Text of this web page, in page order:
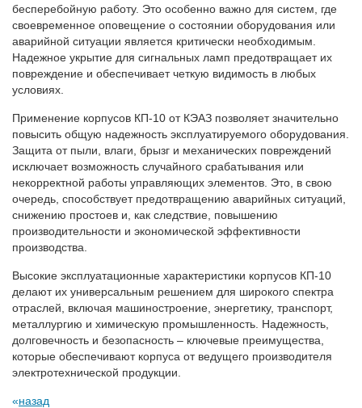
бесперебойную работу. Это особенно важно для систем, где
своевременное оповещение о состоянии оборудования или
аварийной ситуации является критически необходимым.
Надежное укрытие для сигнальных ламп предотвращает их
повреждение и обеспечивает четкую видимость в любых
условиях.
Применение корпусов КП‑10 от КЭАЗ позволяет значительно
повысить общую надежность эксплуатируемого оборудования.
Защита от пыли, влаги, брызг и механических повреждений
исключает возможность случайного срабатывания или
некорректной работы управляющих элементов. Это, в свою
очередь, способствует предотвращению аварийных ситуаций,
снижению простоев и, как следствие, повышению
производительности и экономической эффективности
производства.
Высокие эксплуатационные характеристики корпусов КП‑10
делают их универсальным решением для широкого спектра
отраслей, включая машиностроение, энергетику, транспорт,
металлургию и химическую промышленность. Надежность,
долговечность и безопасность – ключевые преимущества,
которые обеспечивают корпуса от ведущего производителя
электротехнической продукции.
назад